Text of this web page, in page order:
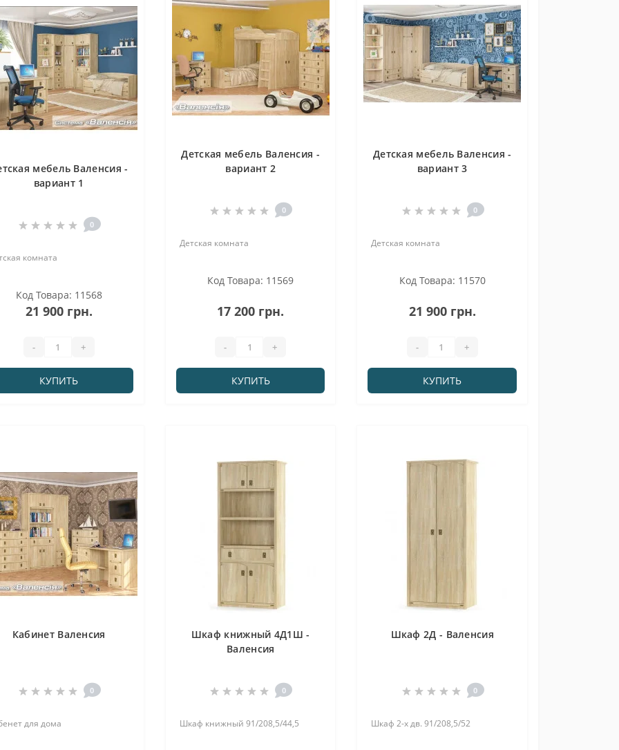
мебель Валенсия -
вариант 1
0
комната
Код Товара: 11568
21 900 грн.
- +
КУПИТЬ
Детская мебель Валенсия -
вариант 2
0
Детская комната
Код Товара: 11569
17 200 грн.
- +
КУПИТЬ
Детская мебель Валенсия -
вариант 3
0
Детская комната
Код Товара: 11570
21 900 грн.
- +
КУПИТЬ
Кабинет Валенсия
0
для дома
Шкаф книжный 4Д1Ш -
Валенсия
0
Шкаф книжный 91/208,5/44,5
Шкаф 2Д - Валенсия
0
Шкаф 2-х дв. 91/208,5/52